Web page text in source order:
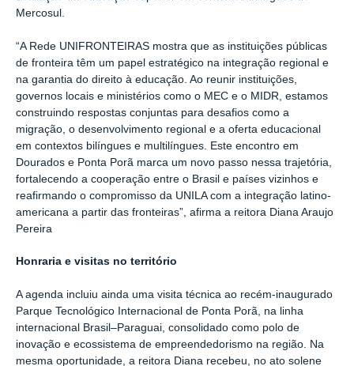
Mercosul.
“A Rede UNIFRONTEIRAS mostra que as instituições públicas
de fronteira têm um papel estratégico na integração regional e
na garantia do direito à educação. Ao reunir instituições,
governos locais e ministérios como o MEC e o MIDR, estamos
construindo respostas conjuntas para desafios como a
migração, o desenvolvimento regional e a oferta educacional
em contextos bilíngues e multilíngues. Este encontro em
Dourados e Ponta Porã marca um novo passo nessa trajetória,
fortalecendo a cooperação entre o Brasil e países vizinhos e
reafirmando o compromisso da UNILA com a integração latino-
americana a partir das fronteiras”, afirma a reitora Diana Araujo
Pereira
Honraria e visitas no território
A agenda incluiu ainda uma visita técnica ao recém-inaugurado
Parque Tecnológico Internacional de Ponta Porã, na linha
internacional Brasil–Paraguai, consolidado como polo de
inovação e ecossistema de empreendedorismo na região. Na
mesma oportunidade, a reitora Diana recebeu, no ato solene